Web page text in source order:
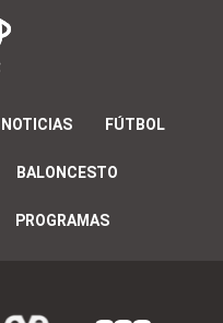
FÚTBOL
BALONCESTO
PROGRAMAS